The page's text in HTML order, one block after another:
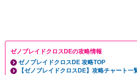
ゼノブレイドクロスDEの攻略情報
ゼノブレイドクロスDE 攻略TOP
【ゼノブレイドクロスDE】攻略チャート一